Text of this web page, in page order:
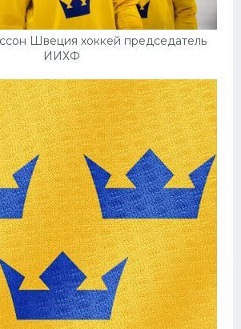
Швеция хоккей председатель
ИИХФ